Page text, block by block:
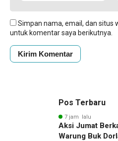
Simpan nama, email, dan situs
untuk komentar saya berikutnya.
Pos Terbaru
7 jam lalu
Aksi Jumat
Warung Buk